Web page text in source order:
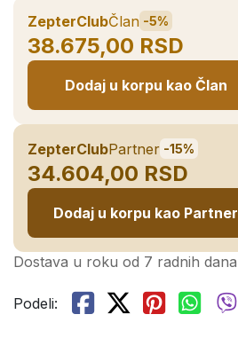
ZepterClubČlan -5%
38.675,00 RSD
Dodaj u korpu kao Član
ZepterClubPartner -15%
34.604,00 RSD
Dodaj u korpu kao Partner
Dostava u roku od 7 radnih dana
Podeli: